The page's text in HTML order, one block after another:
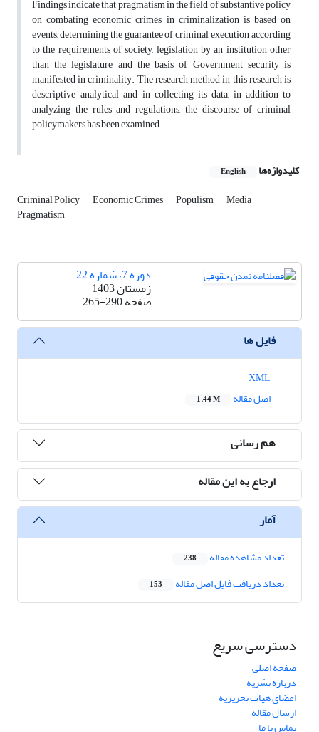
Findings indicate that pragmatism in the field of substantive policy
on combating economic crimes in criminalization is based on
events, determining the guarantee of criminal execution according
to the requirements of society, legislation by an institution other
than the legislature and the basis of Government security is
manifested in criminality. The research method in this research is
descriptive-analytical and in collecting its data, in addition to
analyzing the rules and regulations, the discourse of criminal
policymakers has been examined.
کلیدواژه‌ها English
Criminal Policy Economic Crimes Populism Media
Pragmatism
دوره 7، شماره 22
زمستان 1403
صفحه265-290
فایل ها
اصل مقاله
1.44 M
هم رسانی
ارجاع به این مقاله
آمار
تعداد مشاهده مقاله 238
تعداد دریافت فایل اصل مقاله 153
دسترسی سریع
صفحه اصلی
درباره نشریه
اعضای هیات تحریریه
ارسال مقاله
تماس با ما